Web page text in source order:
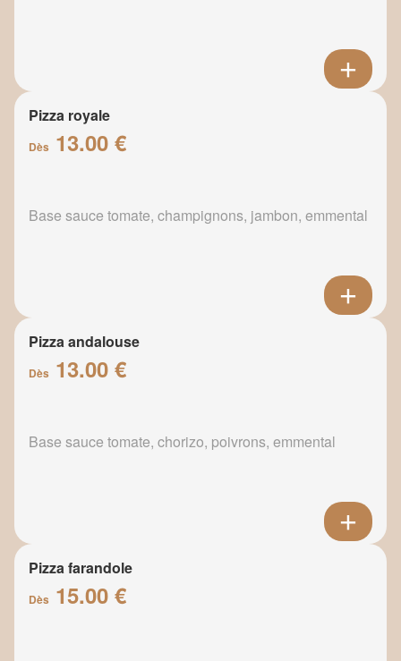
Pizza royale
Dès 13.00 €
Base sauce tomate, champignons, jambon, emmental
Pizza andalouse
Dès 13.00 €
Base sauce tomate, chorizo, poivrons, emmental
Pizza farandole
Dès 15.00 €